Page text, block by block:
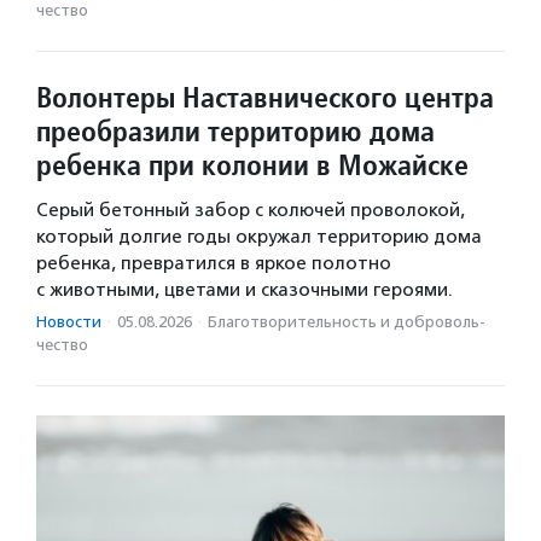
чест­во
Волонтеры Наставнического центра
преобразили территорию дома
ребенка при колонии в Можайске
Серый бетонный забор с колючей проволокой,
который долгие годы окружал территорию дома
ребенка, превратился в яркое полотно
с животными, цветами и сказочными героями.
Новости · 05.08.2026 · Благотвори­тель­ность и доброволь­
чест­во